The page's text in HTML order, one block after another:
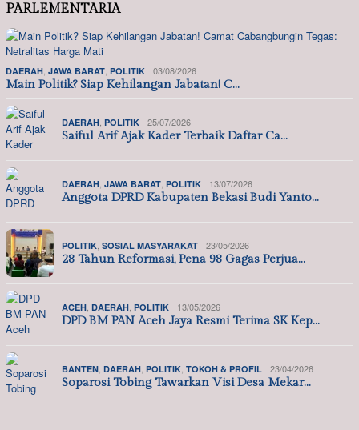
PARLEMENTARIA
DAERAH JAWA BARAT POLITIK 03/08/2026
Main Politik? Siap Kehilangan Jabatan! C…
DAERAH POLITIK 25/07/2026
Saiful Arif Ajak Kader Terbaik Daftar Ca…
DAERAH JAWA BARAT POLITIK 13/07/2026
Anggota DPRD Kabupaten Bekasi Budi Yanto…
POLITIK SOSIAL MASYARAKAT 23/05/2026
28 Tahun Reformasi, Pena 98 Gagas Perjua…
ACEH DAERAH POLITIK 13/05/2026
DPD BM PAN Aceh Jaya Resmi Terima SK Kep…
BANTEN DAERAH POLITIK TOKOH & PROFIL 23/04/2026
Soparosi Tobing Tawarkan Visi Desa Mekar…